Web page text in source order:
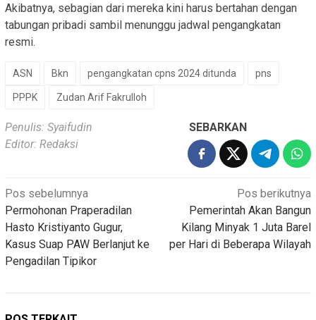
Akibatnya, sebagian dari mereka kini harus bertahan dengan
tabungan pribadi sambil menunggu jadwal pengangkatan
resmi.
ASN Bkn pengangkatan cpns 2024 ditunda pns
PPPK Zudan Arif Fakrulloh
Penulis: Syaifudin
Editor: Redaksi
SEBARKAN
Navigasi
pos
Pos sebelumnya
Permohonan Praperadilan
Hasto Kristiyanto Gugur,
Kasus Suap PAW Berlanjut ke
Pengadilan Tipikor
Pos berikutnya
Pemerintah Akan Bangun
Kilang Minyak 1 Juta Barel
per Hari di Beberapa Wilayah